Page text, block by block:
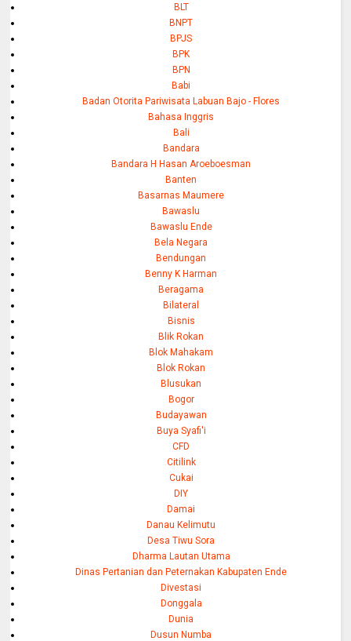
BLT
BNPT
BPJS
BPK
BPN
Babi
Badan Otorita Pariwisata Labuan Bajo - Flores
Bahasa Inggris
Bali
Bandara
Bandara H Hasan Aroeboesman
Banten
Basarnas Maumere
Bawaslu
Bawaslu Ende
Bela Negara
Bendungan
Benny K Harman
Beragama
Bilateral
Bisnis
Blik Rokan
Blok Mahakam
Blok Rokan
Blusukan
Bogor
Budayawan
Buya Syafi'i
CFD
Citilink
Cukai
DIY
Damai
Danau Kelimutu
Desa Tiwu Sora
Dharma Lautan Utama
Dinas Pertanian dan Peternakan Kabupaten Ende
Divestasi
Donggala
Dunia
Dusun Numba